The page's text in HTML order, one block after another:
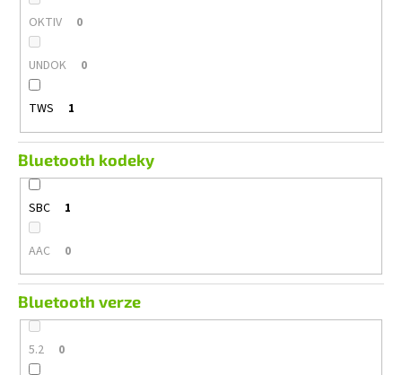
OKTIV 0
UNDOK 0
TWS 1
Bluetooth kodeky
SBC 1
AAC 0
Bluetooth verze
5.2 0